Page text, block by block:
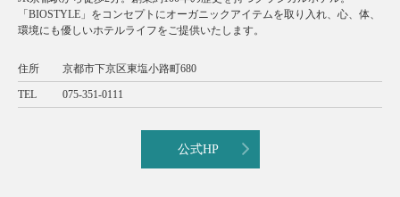
「BIOSTYLE」をコンセプトにオーガニックアイテムを取り入れ、心、体、
環境にも優しいホテルライフをご提供いたします。
住所 京都市下京区東塩小路町680
TEL 075-351-0111
公式HP